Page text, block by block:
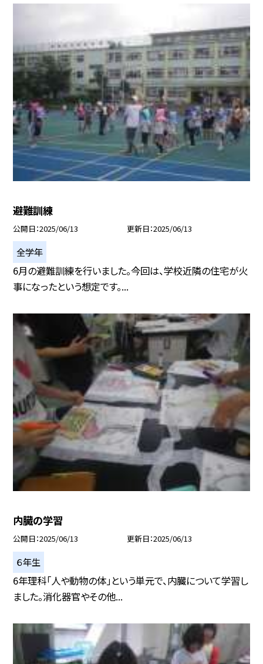
避難訓練
公開日 2025/06/13 更新日 2025/06/13
全学年
6月の避難訓練を行いました。今回は、学校近隣の住宅が火
事になったという想定です。...
内臓の学習
公開日 2025/06/13 更新日 2025/06/13
６年生
6年理科「人や動物の体」という単元で、内臓について学習し
ました。消化器官やその他...